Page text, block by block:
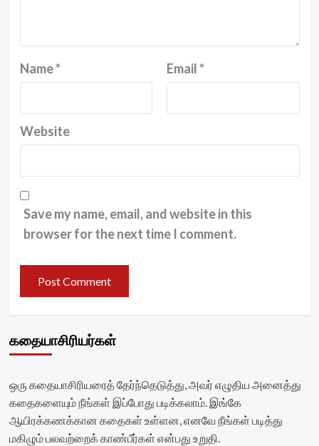
Name* Email*
Website
Save my name, email, and website in this
browser for the next time I comment.
கதையாசிரியர்கள்
ஒரு கதையாசிரியரைத் தேர்ந்தெடுத்து, அவர் எழுதிய அனைத்து
கதைகளையும் நீங்கள் இப்போது படிக்கலாம். இங்கே
ஆயிரக்கணக்கான கதைகள் உள்ளன, எனவே நீங்கள் படித்து
மகிழும் பலவற்றைக் காண்பீர்கள் என்பது உறுதி.